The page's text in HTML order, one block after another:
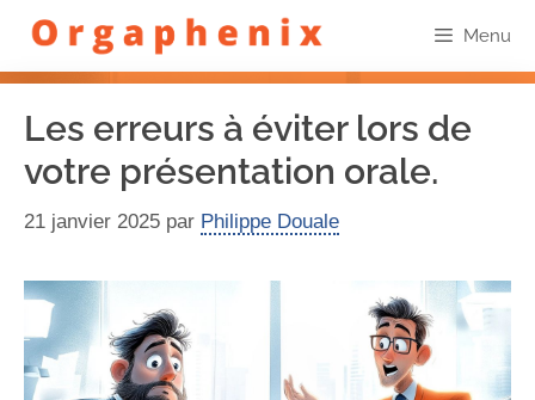
Menu
Les erreurs à éviter lors de
votre présentation orale.
21 janvier 2025 par Philippe Douale